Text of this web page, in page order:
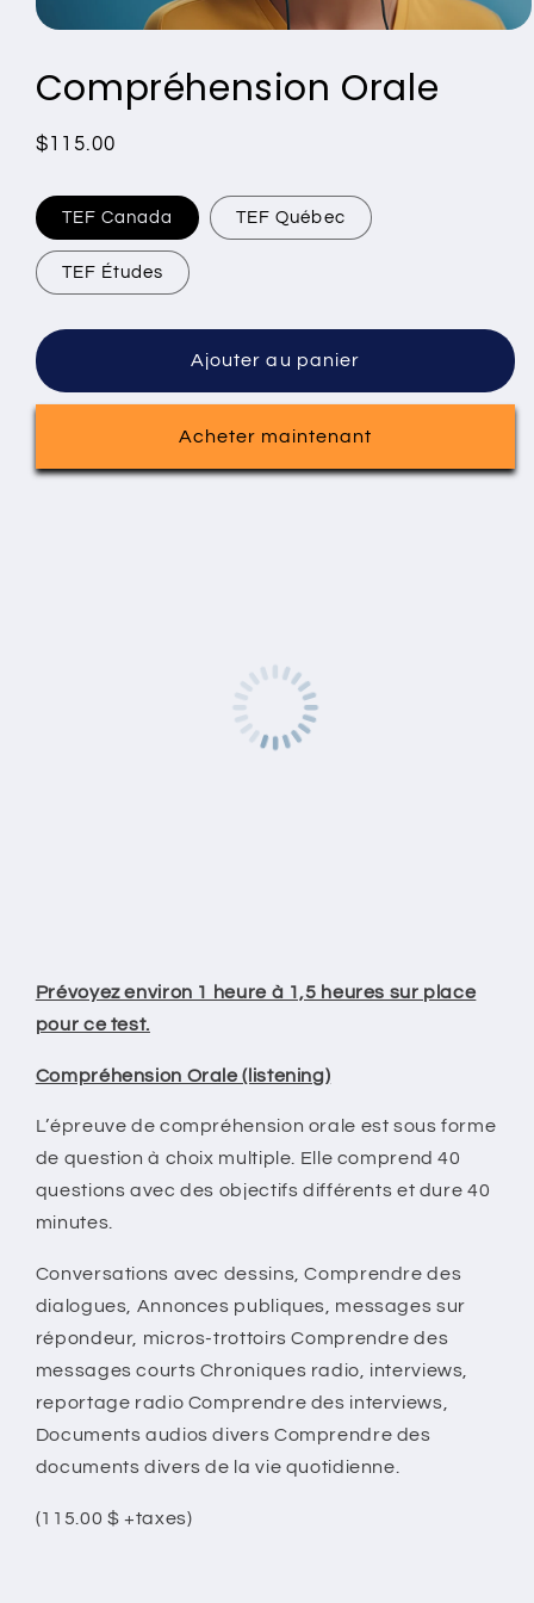
média
1
fenêtre
Compréhension Orale
Prix
$115.00
TEF Canada TEF Québec
TEF Études
Ajouter au panier
Acheter maintenant
Prévoyez environ 1 heure à 1,5 heures sur place
pour ce test.
Compréhension Orale (listening)
L’épreuve de compréhension orale est sous forme
de question à choix multiple. Elle comprend 40
questions avec des objectifs différents et dure 40
minutes.
Conversations avec dessins, Comprendre des
dialogues, Annonces publiques, messages sur
répondeur, micros-trottoirs Comprendre des
messages courts Chroniques radio, interviews,
reportage radio Comprendre des interviews,
Documents audios divers Comprendre des
documents divers de la vie quotidienne.
(115.00 $ +taxes)